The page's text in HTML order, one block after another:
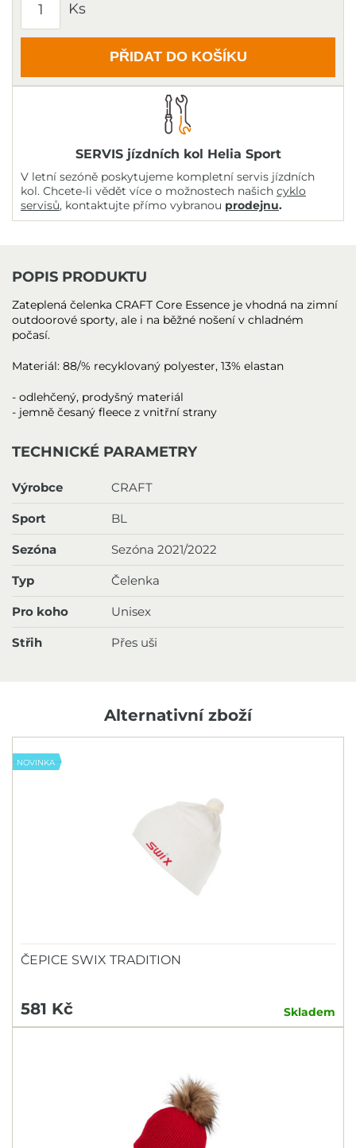
Ks
PŘIDAT DO KOŠÍKU
SERVIS jízdních kol Helia Sport
V letní sezóně poskytujeme kompletní servis jízdních
kol. Chcete-li vědět více o možnostech našich cyklo
servisů, kontaktujte přímo vybranou prodejnu.
POPIS PRODUKTU
Zateplená čelenka CRAFT Core Essence je vhodná na zimní
outdoorové sporty, ale i na běžné nošení v chladném
počasí.
Materiál: 88/% recyklovaný polyester, 13% elastan
- odlehčený, prodyšný materiál
- jemně česaný fleece z vnitřní strany
TECHNICKÉ PARAMETRY
Výrobce CRAFT
Sport BL
Sezóna Sezóna 2021/2022
Typ Čelenka
Pro koho Unisex
Střih Přes uši
Alternativní zboží
NOVINKA
ČEPICE SWIX TRADITION
581 Kč Skladem